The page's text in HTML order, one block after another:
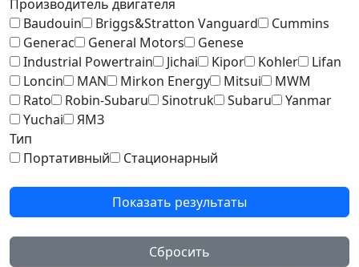
Производитель двигателя
Baudouin
Briggs&Stratton Vanguard
Cummins
Generac
General Motors
Genese
Industrial Powertrain
Jichai Kipor Kohler
Lifan
Loncin
MAN Mirkon Energy Mitsui
MWM
Rato
Robin-Subaru Sinotruk Subaru
Yanmar
Yuchai
ЯМЗ
Тип
Портативный
Стационарный
Показать результаты
Сбросить